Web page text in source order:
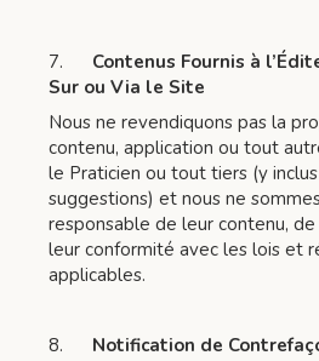
7. Contenus Fournis à
Sur ou Via le Site
Nous ne revendiquons pas la
contenu, application ou tout
le Praticien ou tout tiers (y
suggestions) et nous ne
responsable de leur contenu,
leur conformité avec les lois et
applicables.
8. Notification de